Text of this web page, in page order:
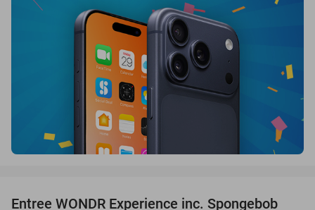
Entree WONDR Experience inc. Spongebob